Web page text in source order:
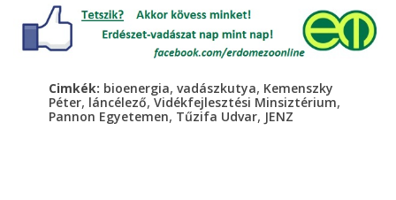
Cimkék: bioenergia, vadászkutya, Kemenszky
Péter, láncélező,Vidékfejlesztési Minsiztérium,
Pannon Egyetemen, Tűzifa Udvar, JENZ